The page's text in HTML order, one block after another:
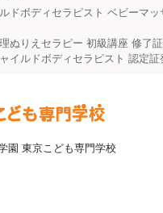
ドボディセラピスト ベビーマ
ぬりえセラピー 初級講座 修了
イルドボディセラピスト 認定証
園 東京こども専門学校